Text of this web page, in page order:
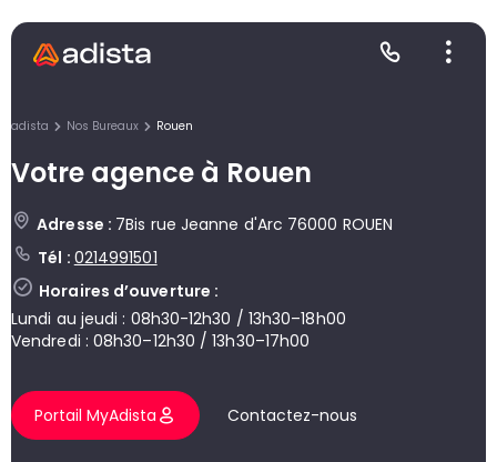
adista Nos Bureaux Rouen
Votre agence à Rouen
Adresse : 7Bis rue Jeanne d'Arc 76000 ROUEN
Tél : 0214991501
Horaires d’ouverture :
Lundi au jeudi : 08h30-12h30 / 13h30–18h00
Vendredi : 08h30–12h30 / 13h30–17h00
Portail MyAdista Contactez-nous